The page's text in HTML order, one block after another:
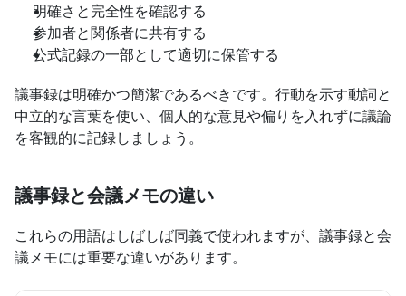
明確さと完全性を確認する
参加者と関係者に共有する
公式記録の一部として適切に保管する
議事録は明確かつ簡潔であるべきです。行動を示す動詞と
中立的な言葉を使い、個人的な意見や偏りを入れずに議論
を客観的に記録しましょう。
議事録と会議メモの違い
これらの用語はしばしば同義で使われますが、議事録と会
議メモには重要な違いがあります。